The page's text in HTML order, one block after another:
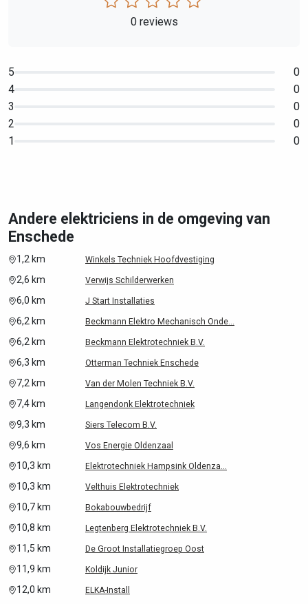
0 reviews
5
0
4
0
3
0
2
0
1
0
Andere elektriciens in de omgeving van
Enschede
1,2 km Winkels Techniek Hoofdvestiging
2,6 km Verwijs Schilderwerken
6,0 km J Start Installaties
6,2 km Beckmann Elektro Mechanisch Onde...
6,2 km Beckmann Elektrotechniek B.V.
6,3 km Otterman Techniek Enschede
7,2 km Van der Molen Techniek B.V.
7,4 km Langendonk Elektrotechniek
9,3 km Siers Telecom B.V.
9,6 km Vos Energie Oldenzaal
10,3 km Elektrotechniek Hampsink Oldenza...
10,3 km Velthuis Elektrotechniek
10,7 km Bokabouwbedrijf
10,8 km Legtenberg Elektrotechniek B.V.
11,5 km De Groot Installatiegroep Oost
11,9 km Koldijk Junior
12,0 km ELKA-Install